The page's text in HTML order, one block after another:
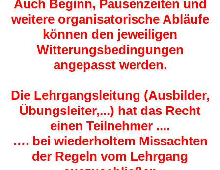
Auch Beginn, Pausenzeiten und
weitere organisatorische Abläufe
können den jeweiligen
Witterungsbedingungen
angepasst werden.
Die Lehrgangsleitung (Ausbilder,
Übungsleiter,...) hat das Recht
einen Teilnehmer ....
…. bei wiederholtem Missachten
der Regeln vom Lehrgang